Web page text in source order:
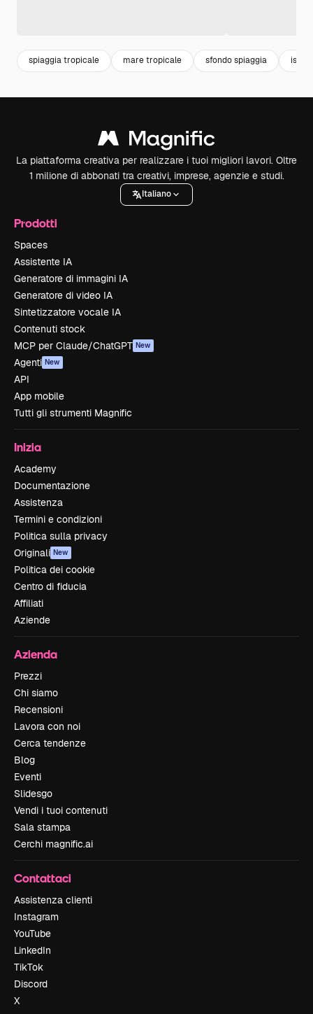
spiaggia tropicale mare tropicale sfondo spiaggia isola
La piattaforma creativa per realizzare i tuoi migliori lavori. Oltre
1 milione di abbonati tra creativi, imprese, agenzie e studi.
Italiano
Prodotti
Spaces
Assistente IA
Generatore di immagini IA
Generatore di video IA
Sintetizzatore vocale IA
Contenuti stock
MCP per Claude/ChatGPT New
Agenti New
API
App mobile
Tutti gli strumenti Magnific
Inizia
Academy
Documentazione
Assistenza
Termini e condizioni
Politica sulla privacy
Originali New
Politica dei cookie
Centro di fiducia
Affiliati
Aziende
Azienda
Prezzi
Chi siamo
Recensioni
Lavora con noi
Cerca tendenze
Blog
Eventi
Slidesgo
Vendi i tuoi contenuti
Sala stampa
Cerchi magnific.ai
Contattaci
Assistenza clienti
Instagram
YouTube
LinkedIn
TikTok
Discord
X